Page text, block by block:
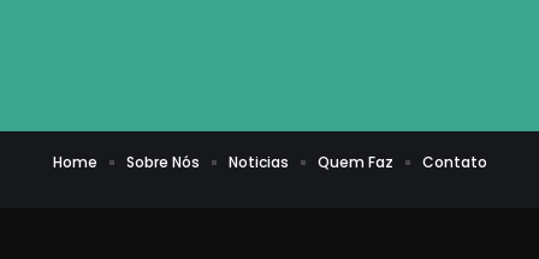
Home Sobre Nós Noticias Quem Faz Contato